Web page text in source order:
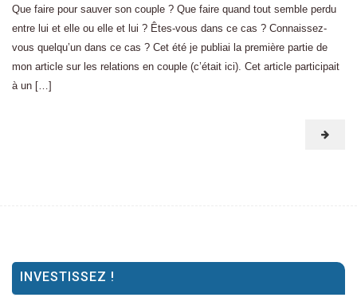
Que faire pour sauver son couple ? Que faire quand tout semble perdu
entre lui et elle ou elle et lui ? Êtes-vous dans ce cas ? Connaissez-
vous quelqu’un dans ce cas ? Cet été je publiai la première partie de
mon article sur les relations en couple (c’était ici). Cet article participait
à un […]
INVESTISSEZ !